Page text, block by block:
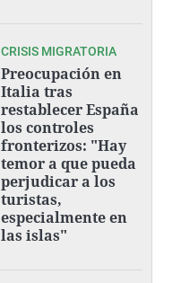
CRISIS MIGRATORIA
Preocupación en
Italia tras
restablecer España
los controles
fronterizos: "Hay
temor a que pueda
perjudicar a los
turistas,
especialmente en
las islas"